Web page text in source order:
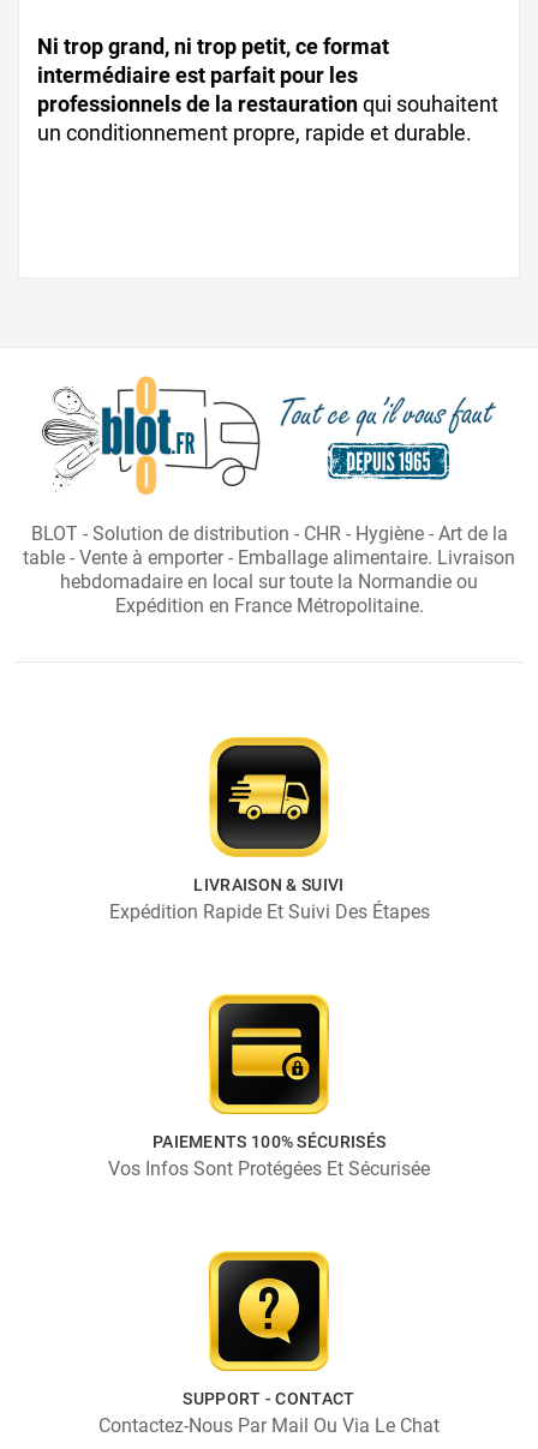
Ni trop grand, ni trop petit, ce format
intermédiaire est parfait pour les
professionnels de la restaurationqui souhaitent
un conditionnement propre, rapide et durable.
BLOT - Solution de distribution - CHR - Hygiène - Art de la
table - Vente à emporter - Emballage alimentaire. Livraison
hebdomadaire en local sur toute la Normandie ou
Expédition en France Métropolitaine.
LIVRAISON & SUIVI
Expédition Rapide Et Suivi Des Étapes
PAIEMENTS 100% SÉCURISÉS
Vos Infos Sont Protégées Et Sécurisée
SUPPORT - CONTACT
Contactez-Nous Par Mail Ou Via Le Chat